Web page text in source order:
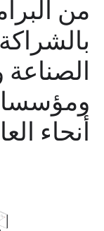
من
الصناعة
أنحاء